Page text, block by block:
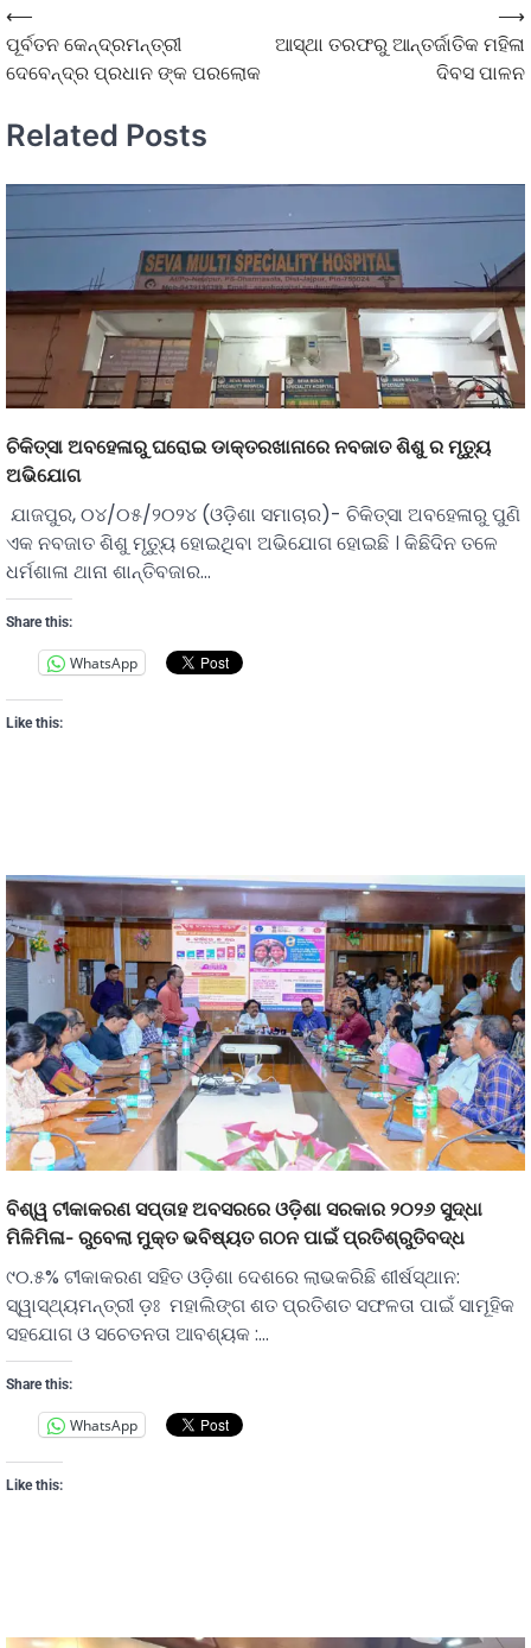
⟵
ପୂର୍ବତନ କେନ୍ଦ୍ରମନ୍ତ୍ରୀ
ଦେବେନ୍ଦ୍ର ପ୍ରଧାନ ଙ୍କ ପରଲୋକ
ଆସ୍ଥା ତରଫରୁ ଆନ୍ତର୍ଜାତିକ ମହିଳା
ଦିବସ ପାଳନ
⟶
Related Posts
ଚିକିତ୍ସା ଅବହେଳାରୁ ଘରୋଇ ଡାକ୍ତରଖାନାରେ ନବଜାତ ଶିଶୁ ର ମୃତ୍ୟୁ
ଅଭିଯୋଗ
ଯାଜପୁର, ୦୪/୦୫/୨୦୨୪ (ଓଡ଼ିଶା ସମାଚାର)- ଚିକିତ୍ସା ଅବହେଳାରୁ ପୁଣି
ଏକ ନବଜାତ ଶିଶୁ ମୃତ୍ୟୁ ହୋଇଥିବା ଅଭିଯୋଗ ହୋଇଛି । କିଛିଦିନ ତଳେ
ଧର୍ମଶାଳା ଥାନା ଶାନ୍ତିବଜାର…
Share this:
WhatsApp
Like this:
ବିଶ୍ୱ ଟୀକାକରଣ ସପ୍ତାହ ଅବସରରେ ଓଡ଼ିଶା ସରକାର ୨୦୨୬ ସୁଦ୍ଧା
ମିଳିମିଳା- ରୁବେଲା ମୁକ୍ତ ଭବିଷ୍ୟତ ଗଠନ ପାଇଁ ପ୍ରତିଶ୍ରୁତିବଦ୍ଧ
୯୦.୫% ଟୀକାକରଣ ସହିତ ଓଡ଼ିଶା ଦେଶରେ ଲାଭକରିଛି ଶୀର୍ଷସ୍ଥାନ:
ସ୍ୱାସ୍ଥ୍ୟମନ୍ତ୍ରୀ ଡ଼ଃ ମହାଲିଙ୍ଗ ଶତ ପ୍ରତିଶତ ସଫଳତା ପାଇଁ ସାମୂହିକ
ସହଯୋଗ ଓ ସଚେତନତା ଆବଶ୍ୟକ :…
Share this:
WhatsApp
Like this: